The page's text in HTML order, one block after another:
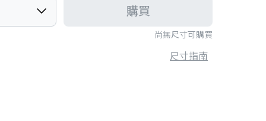
尚無尺寸可購買
購買
尺寸指南